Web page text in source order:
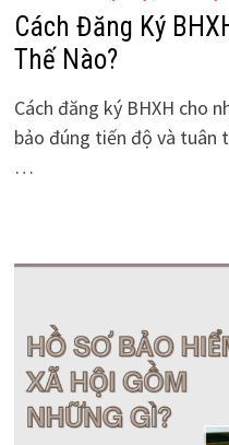
Cách Đăng Ký
Thế Nào?
Cách đăng ký BHXH cho
bảo đúng tiến độ và tuân
…